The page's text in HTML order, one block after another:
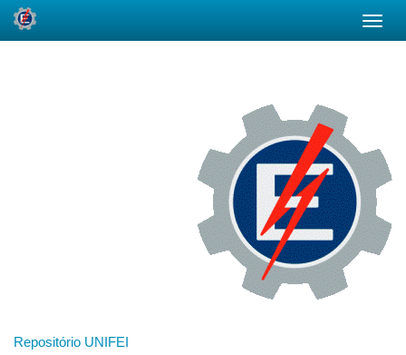
Repositório UNIFEI